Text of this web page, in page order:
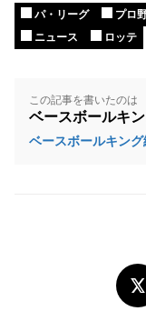
パ・リーグ プロ
ニュース
ロッテ
この記事を書いたのは
ベースボールキ
ベースボールキン